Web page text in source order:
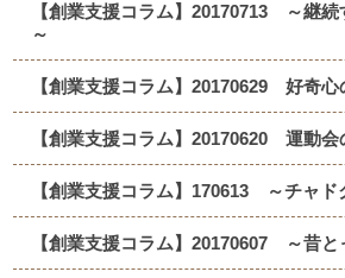
【創業支援コラム】20170713 ～継
～
【創業支援コラム】20170629 好奇心
【創業支援コラム】20170620 運動会
【創業支援コラム】170613 ～チャド
【創業支援コラム】20170607 ～昔と